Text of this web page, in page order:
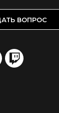
LET'S
GO!
ВОПРОС